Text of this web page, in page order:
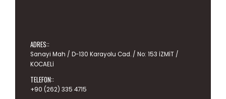
ADRES::
Sanayi Mah / D-130 Karayolu Cad. / No: 153 İZMİT /
KOCAELİ
TELEFON::
+90 (262) 335 4715